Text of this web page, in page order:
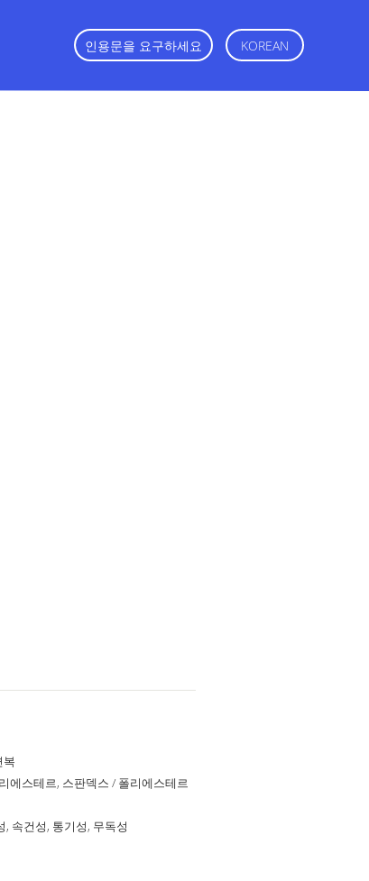
인용문을 요구하세요 KOREAN
복
에스테르, 스판덱스 / 폴리에스테르
, 속건성, 통기성, 무독성